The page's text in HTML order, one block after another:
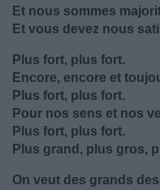
Et nous sommes
Et vous devez nous
Plus fort, plus fort.
Encore, encore et
Plus fort, plus fort.
Pour nos sens et nos
Plus fort, plus fort.
Plus grand, plus gros,
On veut des grands